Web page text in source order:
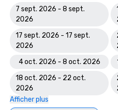
7 sept. 2026 - 8 sept.
2026
17 sept. 2026 - 17 sept.
2026
4 oct. 2026 - 8 oct. 2026
18 oct. 2026 - 22 oct.
2026
Afficher plus